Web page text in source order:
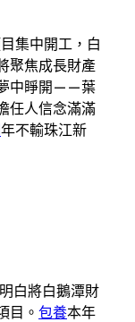
集中開工，白
聚焦成長財產
中睜開——葉
任人信念滿滿
年不輸珠江新
白將白鵝潭財
目。 包養本年